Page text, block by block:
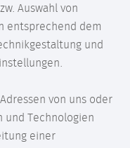
Auswahl von
entsprechend dem
und
von uns oder
und Technologien
einer